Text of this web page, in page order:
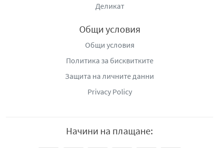
Деликат
Общи условия
Общи условия
Политика за бисквитките
Защита на личните данни
Privacy Policy
Начини на плащане: